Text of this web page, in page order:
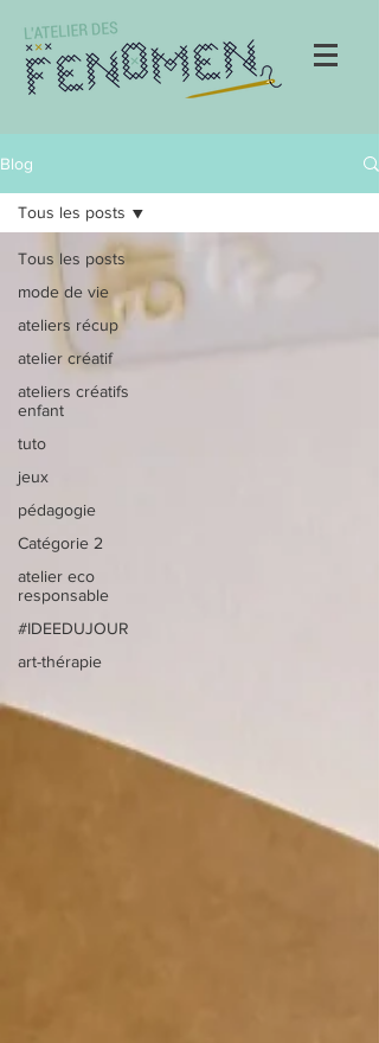
Blog
Tous les posts
mode de vie
ateliers récup
atelier créatif
ateliers créatifs
enfant
tuto
jeux
pédagogie
Catégorie 2
atelier eco
responsable
#IDEEDUJOUR
art-thérapie
Tous les posts